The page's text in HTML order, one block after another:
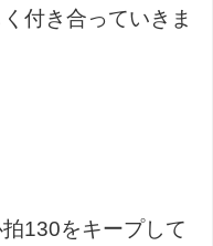
付き合っていきま
をキープして